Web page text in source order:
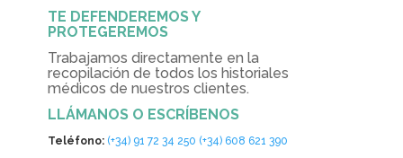
TE DEFENDEREMOS Y
PROTEGEREMOS
Trabajamos directamente en la
recopilación de todos los historiales
médicos de nuestros clientes.
LLÁMANOS O ESCRÍBENOS
Teléfono: (+34) 91 72 34 250 (+34) 608 621 390